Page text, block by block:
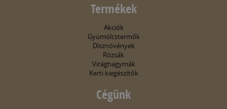
Termékek
Akciók
Gyümölcstermők
Dísznövények
Rózsák
Virághagymák
Kerti kiegészítők
Cégünk